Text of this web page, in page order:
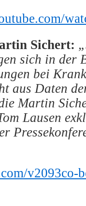
Sichert:
sich in der
bei
aus Daten
Martin
Lausen
v2093co-